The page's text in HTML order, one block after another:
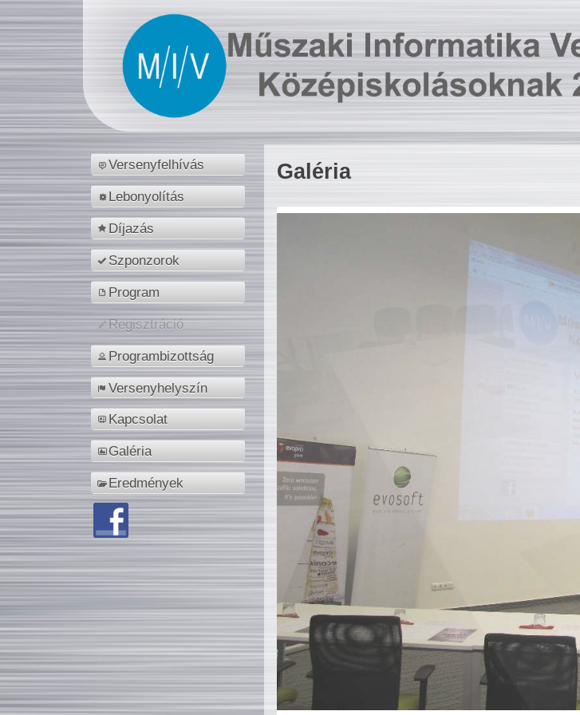
Versenyfelhívás
Lebonyolítás
Díjazás
Szponzorok
Program
Regisztráció
Programbizottság
Versenyhelyszín
Kapcsolat
Galéria
Eredmények
Galéria